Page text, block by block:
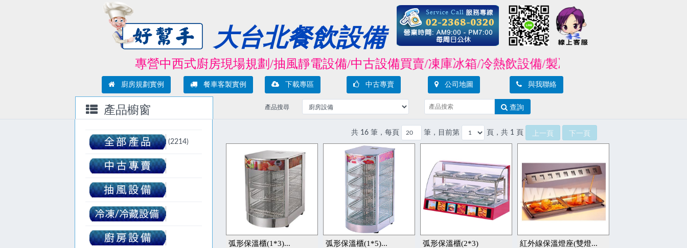
大台北餐飲設備
專營中西式廚房現場規劃/抽風靜電設備/中古設備買賣/凍庫冰箱/冷熱飲設備/製冰機/封口機/攪拌機/爐
廚房規劃實例 餐車客製實例 下載專區 中古專賣 公司地圖 與我聯絡
產品櫥窗 產品搜尋 查詢
(2214)
共 16 筆，每頁 筆，目前第 頁，共 1 頁 上一頁 下一頁
弧形保溫櫃(1*3)... 弧形保溫櫃(1*5)... 弧形保溫櫃(2*3) 紅外線保溫燈座(雙燈...